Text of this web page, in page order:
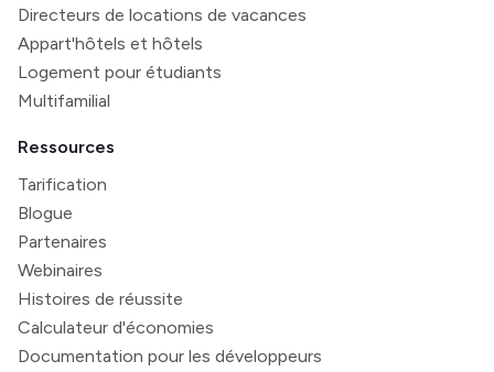
Directeurs de locations de vacances
Appart'hôtels et hôtels
Logement pour étudiants
Multifamilial
Ressources
Tarification
Blogue
Partenaires
Webinaires
Histoires de réussite
Calculateur d'économies
Documentation pour les développeurs